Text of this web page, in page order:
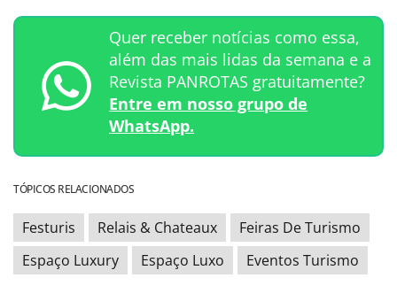
Quer receber notícias como essa,
além das mais lidas da semana e a
Revista PANROTAS gratuitamente?
Entre em nosso grupo de
WhatsApp.
TÓPICOS RELACIONADOS
Festuris Relais & Chateaux
Feiras De Turismo
Espaço Luxury
Espaço Luxo Eventos Turismo